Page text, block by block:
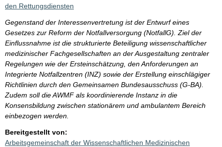
den Rettungsdiensten
Gegenstand der Interessenvertretung ist der Entwurf eines
Gesetzes zur Reform der Notfallversorgung (NotfallG). Ziel der
Einflussnahme ist die strukturierte Beteiligung wissenschaftlicher
medizinischer Fachgesellschaften an der Ausgestaltung zentraler
Regelungen wie der Ersteinschätzung, den Anforderungen an
Integrierte Notfallzentren (INZ) sowie der Erstellung einschlägiger
Richtlinien durch den Gemeinsamen Bundesausschuss (G-BA).
Zudem soll die AWMF als koordinierende Instanz in die
Konsensbildung zwischen stationärem und ambulantem Bereich
einbezogen werden.
Bereitgestellt von:
Arbeitsgemeinschaft der Wissenschaftlichen Medizinischen